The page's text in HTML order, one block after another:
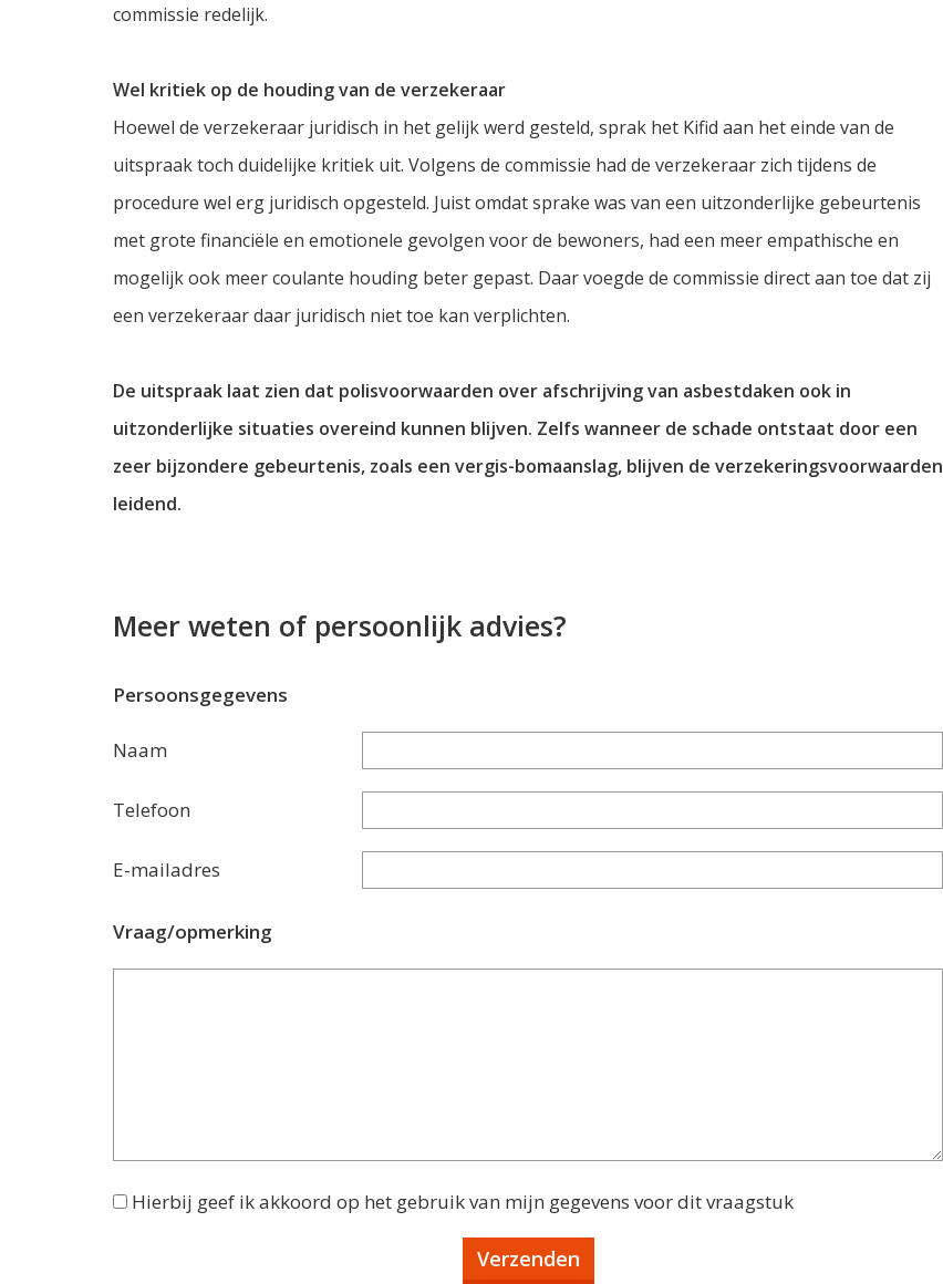
commissie redelijk.
Wel kritiek op de houding van de verzekeraar
Hoewel de verzekeraar juridisch in het gelijk werd gesteld, sprak het Kifid aan het einde van de
uitspraak toch duidelijke kritiek uit. Volgens de commissie had de verzekeraar zich tijdens de
procedure wel erg juridisch opgesteld. Juist omdat sprake was van een uitzonderlijke gebeurtenis
met grote financiële en emotionele gevolgen voor de bewoners, had een meer empathische en
mogelijk ook meer coulante houding beter gepast. Daar voegde de commissie direct aan toe dat zij
een verzekeraar daar juridisch niet toe kan verplichten.
De uitspraak laat zien dat polisvoorwaarden over afschrijving van asbestdaken ook in
uitzonderlijke situaties overeind kunnen blijven. Zelfs wanneer de schade ontstaat door een
zeer bijzondere gebeurtenis, zoals een vergis-bomaanslag, blijven de verzekeringsvoorwaarden
leidend.
Meer weten of persoonlijk advies?
Persoonsgegevens
Naam
Telefoon
E-mailadres
Vraag/opmerking
Hierbij geef ik akkoord op het gebruik van mijn gegevens voor dit vraagstuk